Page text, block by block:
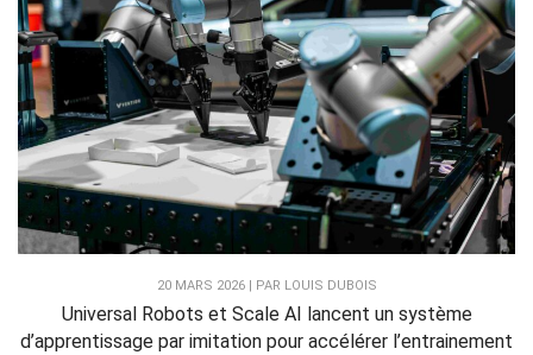
20 MARS 2026 | PAR LOUIS DUBOIS
Universal Robots et Scale AI lancent un système
d’apprentissage par imitation pour accélérer l’entrainement